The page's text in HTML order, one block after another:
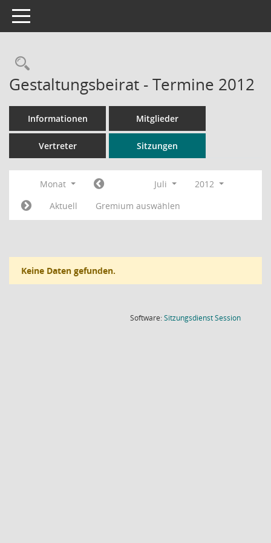
Toggle navigation
Rechercheauswahl
Gestaltungsbeirat - Termine 2012
Informationen Mitglieder
Vertreter Sitzungen
Monat Juli
2012
Aktuell
Gremium auswählen
Keine Daten gefunden.
Software:SitzungsdienstSession(Wird in